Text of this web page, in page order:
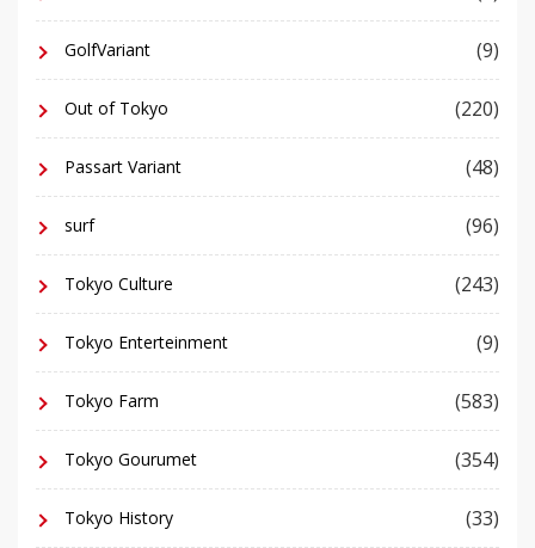
GolfVariant (9)
Out of Tokyo (220)
Passart Variant (48)
surf (96)
Tokyo Culture (243)
Tokyo Enterteinment (9)
Tokyo Farm (583)
Tokyo Gourumet (354)
Tokyo History (33)